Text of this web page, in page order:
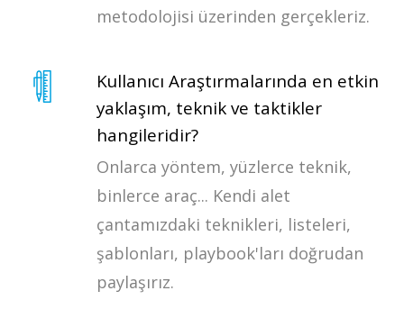
metodolojisi üzerinden gerçekleriz.
Kullanıcı Araştırmalarında en etkin
yaklaşım, teknik ve taktikler
hangileridir?
Onlarca yöntem, yüzlerce teknik,
binlerce araç... Kendi alet
çantamızdaki teknikleri, listeleri,
şablonları, playbook'ları doğrudan
paylaşırız.